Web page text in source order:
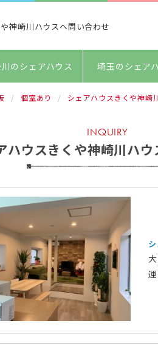
神崎川ハウスへ問い合わせ
のシェアハウス 埼玉のシェア
個室あり シェアハウスきくや神崎
INQUIRY
ハウスきくや神崎川ハ